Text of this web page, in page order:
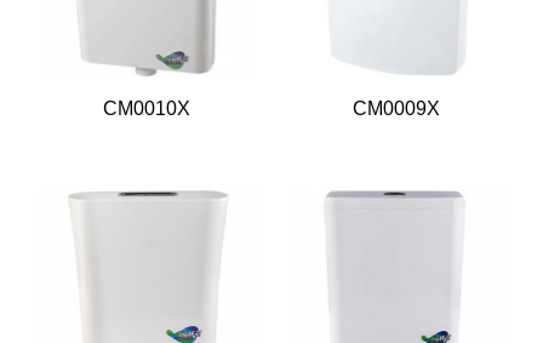
CM0010X CM0009X